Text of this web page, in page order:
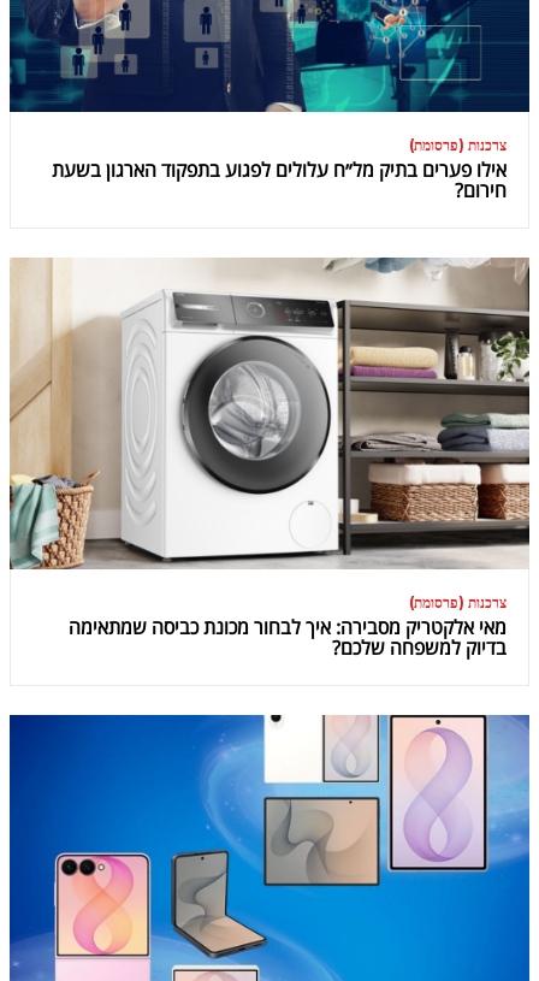
צרכנות (פרסומת)
אילו פערים בתיק מל״ח עלולים לפגוע בתפקוד הארגון בשעת
חירום?
צרכנות (פרסומת)
מאי אלקטריק מסבירה: איך לבחור מכונת כביסה שמתאימה
בדיוק למשפחה שלכם?